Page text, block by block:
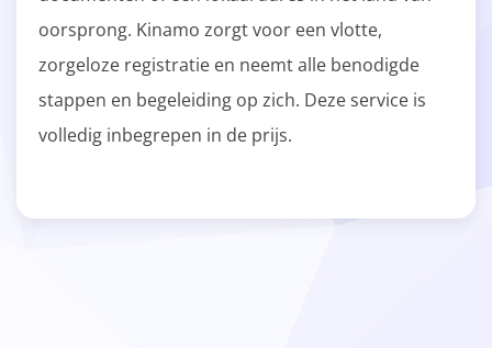
oorsprong. Kinamo zorgt voor een vlotte,
zorgeloze registratie en neemt alle benodigde
stappen en begeleiding op zich. Deze service is
volledig inbegrepen in de prijs.